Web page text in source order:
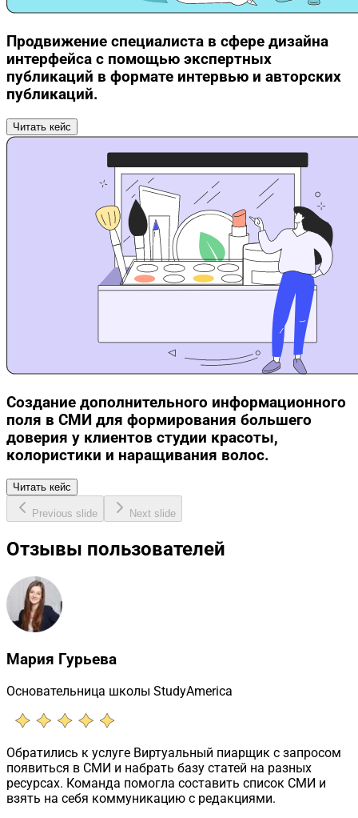
Продвижение специалиста в сфере дизайна
интерфейса с помощью экспертных
публикаций в формате интервью и авторских
публикаций.
Читать кейс
Создание дополнительного информационного
поля в СМИ для формирования большего
доверия у клиентов студии красоты,
колористики и наращивания волос.
Читать кейс
Previous slide Next slide
Отзывы пользователей
Мария Гурьева
Основательница школы StudyAmerica
Обратились к услуге Виртуальный пиарщик с запросом
появиться в СМИ и набрать базу статей на разных
ресурсах. Команда помогла составить список СМИ и
взять на себя коммуникацию с редакциями.